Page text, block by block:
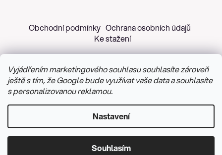
Vyjádřením marketingového souhlasu souhlasíte zároveň
ještě s tím, že Google bude využívat vaše data a souhlasíte
s personalizovanou reklamou.
Nastavení
Souhlasím
Obchodní podmínky Ochrana osobních údajů
Ke stažení
Vytvořil Shoptet&PekneWeby
Upravit nastavení cookies